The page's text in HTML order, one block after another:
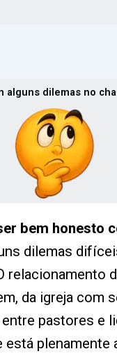
alguns dilemas no
bem honesto
dilemas
relacionamento
da igreja com
pastores e
está plenamente